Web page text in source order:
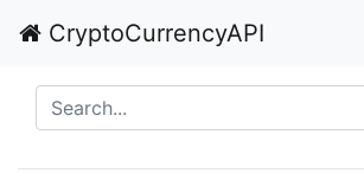
CryptoCurrencyAPI